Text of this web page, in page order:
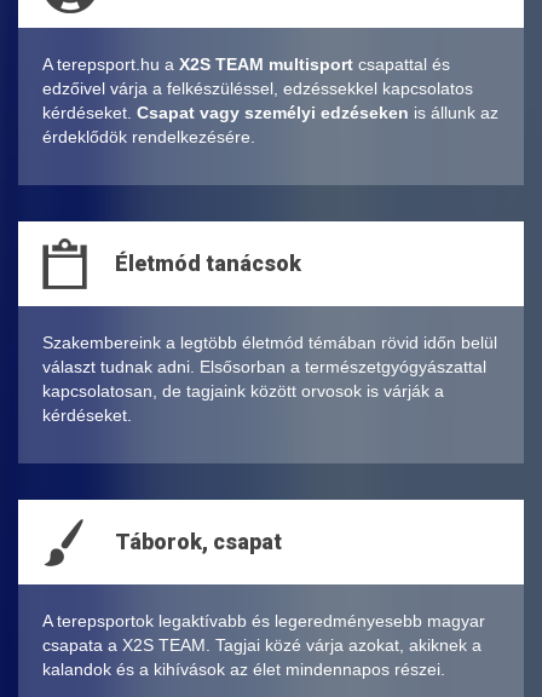
A terepsport.hu a X2S TEAM multisport csapattal és
edzőivel várja a felkészüléssel, edzéssekkel kapcsolatos
kérdéseket. Csapat vagy személyi edzéseken is állunk az
érdeklődök rendelkezésére.
Életmód tanácsok
Szakembereink a legtöbb életmód témában rövid időn belül
választ tudnak adni. Elsősorban a természetgyógyászattal
kapcsolatosan, de tagjaink között orvosok is várják a
kérdéseket.
Táborok, csapat
A terepsportok legaktívabb és legeredményesebb magyar
csapata a X2S TEAM. Tagjai közé várja azokat, akiknek a
kalandok és a kihívások az élet mindennapos részei.